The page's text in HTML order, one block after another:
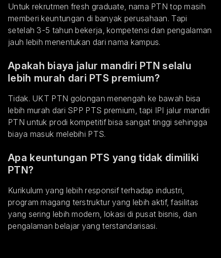
Untuk rekrutmen fresh graduate, nama PTN top masih
memberi keuntungan di banyak perusahaan. Tapi
setelah 3-5 tahun bekerja, kompetensi dan pengalaman
jauh lebih menentukan dari nama kampus.
Apakah biaya jalur mandiri PTN selalu
lebih murah dari PTS premium?
Tidak. UKT PTN golongan menengah ke bawah bisa
lebih murah dari SPP PTS premium, tapi IPI jalur mandiri
PTN untuk prodi kompetitif bisa sangat tinggi sehingga
biaya masuk melebihi PTS.
Apa keuntungan PTS yang tidak dimiliki
PTN?
Kurikulum yang lebih responsif terhadap industri,
program magang terstruktur yang lebih aktif, fasilitas
yang sering lebih modern, lokasi di pusat bisnis, dan
pengalaman belajar yang terstandarisasi.